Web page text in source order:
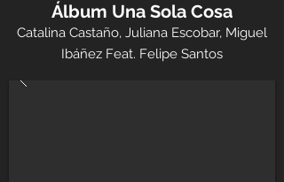
Álbum Una Sola Cosa
Catalina Castaño, Juliana Escobar, Miguel
Ibáñez Feat. Felipe Santos